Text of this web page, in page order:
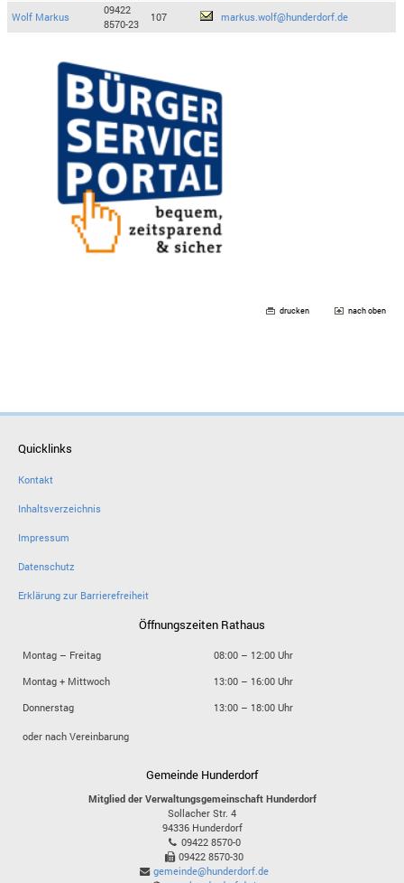
Wolf Markus
09422
8570-23
107 markus.wolf@hunderdorf.de
drucken nach oben
Quicklinks
Kontakt
Inhaltsverzeichnis
Impressum
Datenschutz
Erklärung zur Barrierefreiheit
Öffnungszeiten Rathaus
Montag – Freitag
08:00 – 12:00 Uhr
Montag + Mittwoch
13:00 – 16:00 Uhr
Donnerstag
13:00 – 18:00 Uhr
oder nach Vereinbarung
Gemeinde Hunderdorf
Mitglied der Verwaltungsgemeinschaft Hunderdorf
Sollacher Str. 4
94336 Hunderdorf
09422 8570-0
09422 8570-30
gemeinde@hunderdorf.de